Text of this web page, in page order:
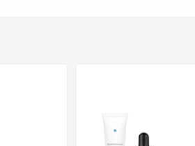
低至4折+额外8折